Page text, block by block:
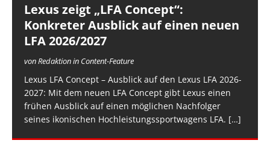
Lexus zeigt „LFA Concept“:
Konkreter Ausblick auf einen neuen
LFA 2026/2027
von Redaktion in Content-Feature
Lexus LFA Concept – Ausblick auf den Lexus LFA 2026-
2027: Mit dem neuen LFA Concept gibt Lexus einen
frühen Ausblick auf einen möglichen Nachfolger
seines ikonischen Hochleistungssportwagens LFA. […]